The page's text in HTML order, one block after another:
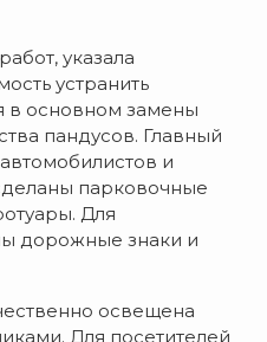
указала
устранить
в основном замены
пандусов. Главный
и
парковочные
Для
дорожные знаки и
освещена
Для посетителей